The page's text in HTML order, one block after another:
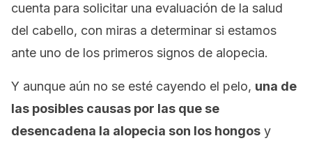
cuenta para solicitar una evaluación de la salud
del cabello, con miras a determinar si estamos
ante uno de los primeros signos de alopecia.
Y aunque aún no se esté cayendo el pelo, una de
las posibles causas por las que se
desencadena la alopecia son los hongos y